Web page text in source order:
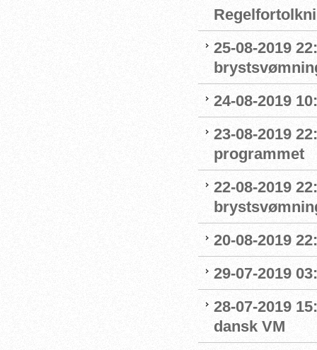
25-08-2019
24-08-2019
23-08-2019
programmet
22-08-2019
20-08-2019
29-07-2019
28-07-2019
dansk VM